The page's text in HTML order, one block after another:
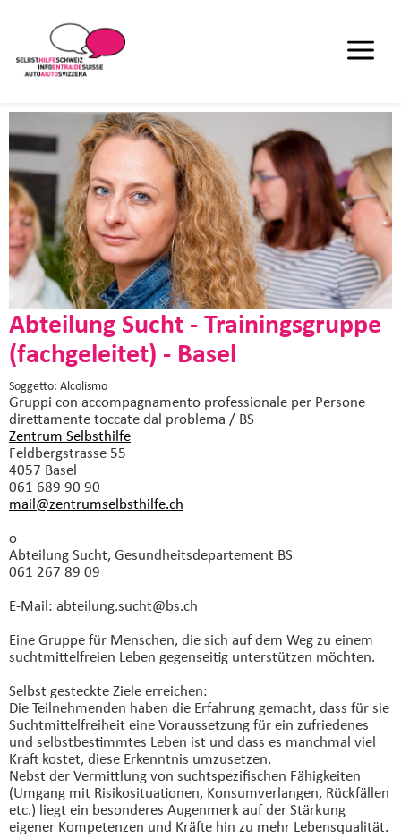
Abteilung Sucht - Trainingsgruppe
(fachgeleitet) - Basel
Soggetto: Alcolismo
Gruppi con accompagnamento professionale per Persone
direttamente toccate dal problema / BS
Zentrum Selbsthilfe
Feldbergstrasse 55
4057 Basel
061 689 90 90
mail@zentrumselbsthilfe.ch
o
Abteilung Sucht, Gesundheitsdepartement BS
061 267 89 09
E-Mail: abteilung.sucht@bs.ch
Eine Gruppe für Menschen, die sich auf dem Weg zu einem
suchtmittelfreien Leben gegenseitig unterstützen möchten.
Selbst gesteckte Ziele erreichen:
Die Teilnehmenden haben die Erfahrung gemacht, dass für sie
Suchtmittelfreiheit eine Voraussetzung für ein zufriedenes
und selbstbestimmtes Leben ist und dass es manchmal viel
Kraft kostet, diese Erkenntnis umzusetzen.
Nebst der Vermittlung von suchtspezifischen Fähigkeiten
(Umgang mit Risikosituationen, Konsumverlangen, Rückfällen
etc.) liegt ein besonderes Augenmerk auf der Stärkung
eigener Kompetenzen und Kräfte hin zu mehr Lebensqualität.